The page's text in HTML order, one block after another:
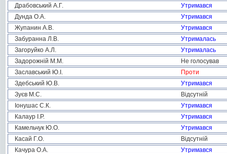
Драбовський А.Г.
Утримався
Дунда О.А.
Утримався
Жупанин А.В.
Утримався
Забуранна Л.В.
Утрималась
Загоруйко А.Л.
Утрималась
Задорожній М.М.
Не голосував
Заславський Ю.І.
Проти
Здебський Ю.В.
Утримався
Зуєв М.С.
Відсутній
Іонушас С.К.
Утримався
Калаур І.Р.
Утримався
Камельчук Ю.О.
Утримався
Касай Г.О.
Відсутній
Качура О.А.
Утримався